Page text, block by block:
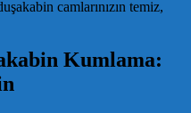
camlarınızın temiz,
Kumlama: